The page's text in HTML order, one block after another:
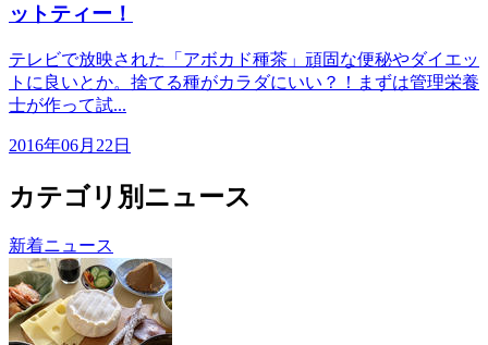
ットティー！
テレビで放映された「アボカド種茶」頑固な便秘やダイエッ
トに良いとか。捨てる種がカラダにいい？！まずは管理栄養
士が作って試...
2016年06月22日
カテゴリ別ニュース
新着ニュース